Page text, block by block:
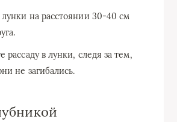
на расстоянии 30-40 см
рассаду в лунки, следя за тем,
не загибались.